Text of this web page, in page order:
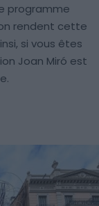
programme
rendent cette
si vous êtes
Joan Miró est